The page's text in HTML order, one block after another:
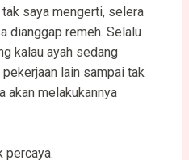
saya mengerti, selera
dianggap remeh. Selalu
kalau ayah sedang
lain sampai tak
akan melakukannya
percaya.